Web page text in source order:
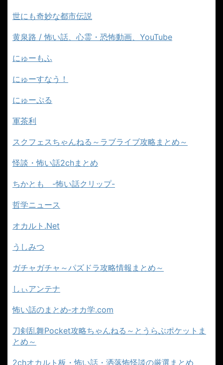
世にも奇妙な都市伝説
黄泉路 / 怖い話、心霊・恐怖動画、YouTube
にゅーもふ
にゅーすなう！
にゅーぷる
軍茶利
スクフェスちゃんねる～ラブライブ攻略まとめ～
怪談・怖い話2chまとめ
ちかとも -怖い話クリップ-
哲学ニュース
オカルト.Net
うしみつ
ガチャガチャ～パズドラ攻略情報まとめ～
しぃアンテナ
怖い話のまとめ‐オカ学.com
刀剣乱舞Pocket攻略ちゃんねる～とうらぶポケットま
とめ～
2chオカルト板・怖い話・洒落怖怪談の厳選まとめ